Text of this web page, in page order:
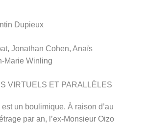
Dupieux
Jonathan Cohen, Anaïs
Marie Winling
VIRTUELS ET PARALLÈLES
un boulimique. À raison d’au
par an, l’ex-Monsieur Oizo